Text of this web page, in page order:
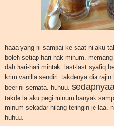
haaa yang ni sampai ke saat ni aku
boleh setiap hari nak minum.
dah hari-hari mintak. last-last syafiq
krim vanilla sendiri. takdenya dia
beer ni semata. huhuu.
takde la aku pegi minum banyak
minum sekadar hilang teringin je laa.
huhuu.